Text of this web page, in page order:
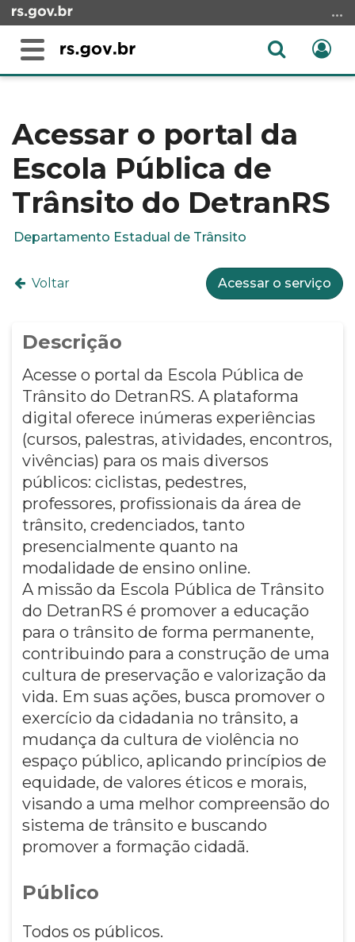
para
conteúdo
menu
para
busca
Alterna
Abrir
conteúdo
Acessar o portal da
Escola Pública de
Trânsito do DetranRS
Departamento Estadual de Trânsito
Voltar Acessar o serviço
Descrição
Acesse o portal da Escola Pública de
Trânsito do DetranRS. A plataforma
digital oferece inúmeras experiências
(cursos, palestras, atividades, encontros,
vivências) para os mais diversos
públicos: ciclistas, pedestres,
professores, profissionais da área de
trânsito, credenciados, tanto
presencialmente quanto na
modalidade de ensino online.
A missão da Escola Pública de Trânsito
do DetranRS é promover a educação
para o trânsito de forma permanente,
contribuindo para a construção de uma
cultura de preservação e valorização da
vida. Em suas ações, busca promover o
exercício da cidadania no trânsito, a
mudança da cultura de violência no
espaço público, aplicando princípios de
equidade, de valores éticos e morais,
visando a uma melhor compreensão do
sistema de trânsito e buscando
promover a formação cidadã.
Público
Todos os públicos.